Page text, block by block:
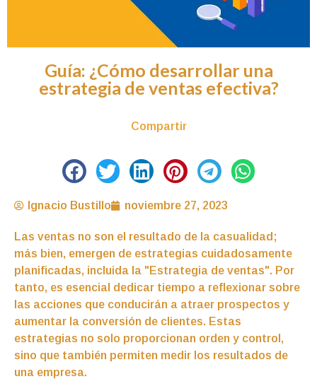
Guía: ¿Cómo desarrollar una
estrategia de ventas efectiva?
Compartir
Ignacio Bustillo noviembre 27, 2023
Las ventas no son el resultado de la casualidad;
más bien, emergen de estrategias cuidadosamente
planificadas, incluida la "Estrategia de ventas". Por
tanto, es esencial dedicar tiempo a reflexionar sobre
las acciones que conducirán a atraer prospectos y
aumentar la conversión de clientes. Estas
estrategias no solo proporcionan orden y control,
sino que también permiten medir los resultados de
una empresa.